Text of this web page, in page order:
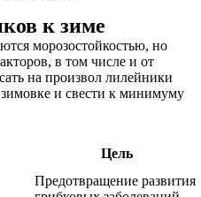
к зиме
морозостойкостью, но
в том числе и от
на произвол лилейники
и свести к минимуму
Цель
Предотвращение развития